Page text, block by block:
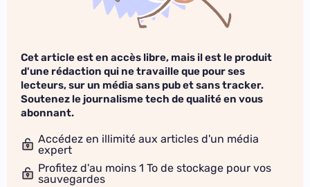
Cet article est en accès libre, mais il est le produit
d'une rédaction qui ne travaille que pour ses
lecteurs, sur un média sans pub et sans tracker.
Soutenez le journalisme tech de qualité en vous
abonnant.
Accédez en illimité aux articles d'un média
expert
Profitez d'au moins 1 To de stockage pour vos
sauvegardes